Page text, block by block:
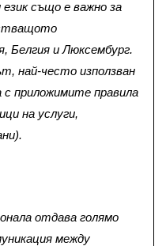
също е важно за
Белгия и Люксембург.
най-често използван
с приложимите правила
на услуги,
отдава голямо
между